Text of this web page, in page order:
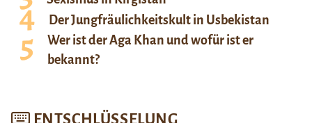
Der Jungfräulichkeitskult in Usbekistan
Wer ist der Aga Khan und wofür ist er
bekannt?
ENTSCHLÜSSELUNG